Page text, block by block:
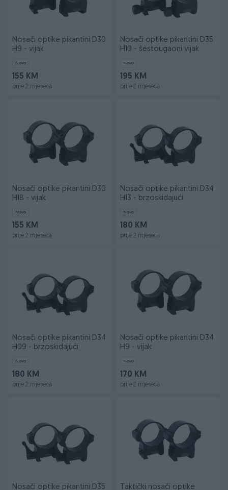
Nosači optike pikantini D30
H9 - vijak
Novo
155 KM
prije 2 mjeseca
Nosači optike pikantini D35
H10 - šestougaoni vijak
Novo
195 KM
prije 2 mjeseca
Nosači optike pikantini D30
H18 - vijak
Novo
155 KM
prije 2 mjeseca
Nosači optike pikantini D34
H13 - brzoskidajući
Novo
180 KM
prije 2 mjeseca
Nosači optike pikantini D34
H09 - brzoskidajući
Novo
180 KM
prije 2 mjeseca
Nosači optike pikantini D34
H9 - vijak
Novo
170 KM
prije 2 mjeseca
Nosači optike pikantini D35
Taktički nosači optike